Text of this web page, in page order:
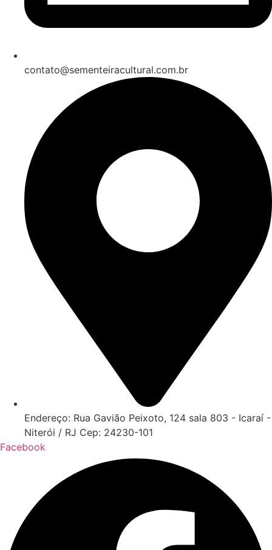
contato@sementeiracultural.com.br
Endereço: Rua Gavião Peixoto, 124 sala 803 - Icaraí -
Niterói / RJ Cep: 24230-101
Facebook